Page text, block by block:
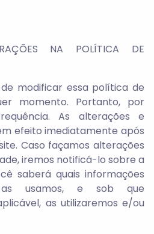
NA POLÍTICA DE
modificar essa política de
momento. Portanto, por
As alterações e
efeito imediatamente após
Caso façamos alterações
iremos notificá-lo sobre a
saberá quais informações
as usamos, e sob que
as utilizaremos e/ou